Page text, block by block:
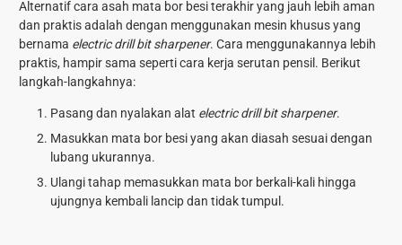
Alternatifcara asah mata bor besiterakhir yang jauh lebih aman
dan praktis adalah dengan menggunakan mesin khusus yang
bernama electric drill bit sharpener. Cara menggunakannya lebih
praktis, hampir sama seperti cara kerja serutan pensil. Berikut
langkah-langkahnya:
Pasang dan nyalakan alat electric drill bit sharpener.
Masukkan mata bor besi yang akan diasah sesuai dengan
lubang ukurannya.
Ulangi tahap memasukkan mata bor berkali-kali hingga
ujungnya kembali lancip dan tidak tumpul.